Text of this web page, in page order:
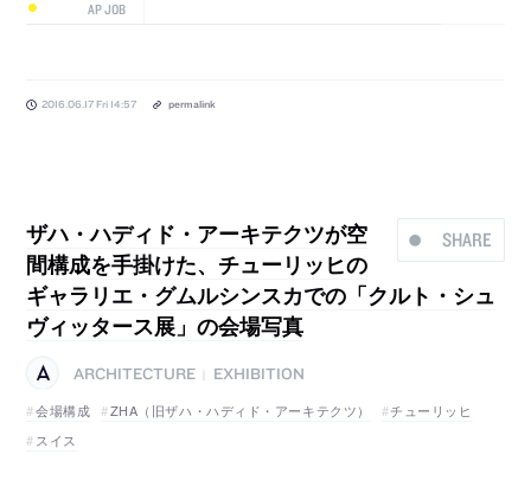
AP JOB
2016.06.17 Fri 14:57 permalink
SHARE
ザハ・ハディド・アーキテクツが空
間構成を手掛けた、チューリッヒの
ギャラリエ・グムルシンスカでの「クルト・シュ
ヴィッタース展」の会場写真
ARCHITECTURE
EXHIBITION
会場構成
ZHA（旧ザハ・ハディド・アーキテクツ）
チューリッヒ
スイス